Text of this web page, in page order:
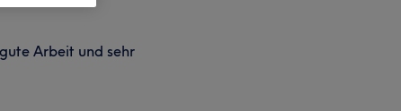
Arbeit und sehr